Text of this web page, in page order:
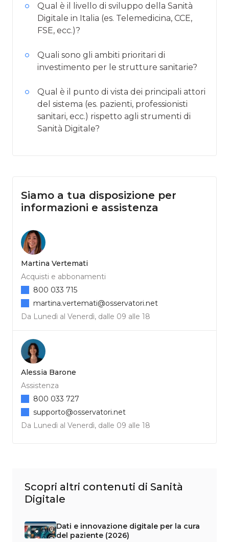
Qual è il livello di sviluppo della Sanità
Digitale in Italia (es. Telemedicina, CCE,
FSE, ecc.)?
Quali sono gli ambiti prioritari di
investimento per le strutture sanitarie?
Qual è il punto di vista dei principali attori
del sistema (es. pazienti, professionisti
sanitari, ecc.) rispetto agli strumenti di
Sanità Digitale?
Siamo a tua disposizione per
informazioni e assistenza
Martina Vertemati
Acquisti e abbonamenti
Da Lunedì al Venerdì, dalle 09 alle 18
800 033 715
martina.vertemati@osservatori.net
Alessia Barone
Assistenza
Da Lunedì al Venerdì, dalle 09 alle 18
800 033 727
supporto@osservatori.net
Scopri altri contenuti di Sanità
Digitale
Dati e innovazione digitale per la cura
del paziente (2026)